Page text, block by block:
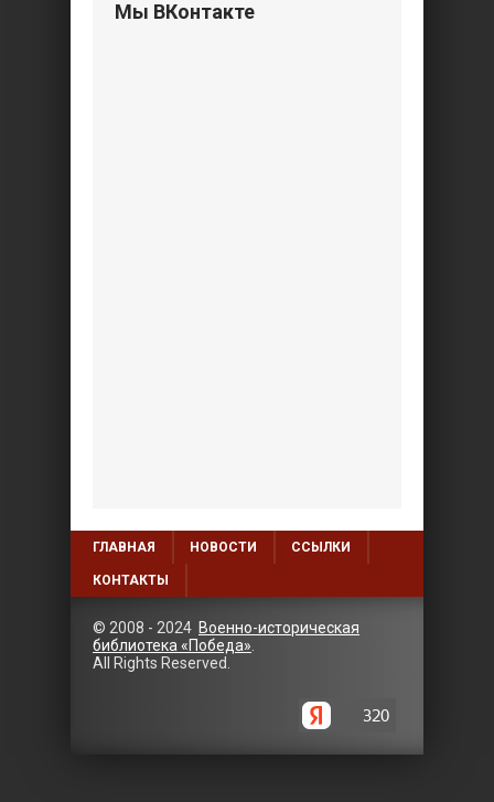
Мы ВКонтакте
ГЛАВНАЯ НОВОСТИ ССЫЛКИ
КОНТАКТЫ
© 2008 - 2024 Военно-историческая
библиотека «Победа»
All Rights Reserved.